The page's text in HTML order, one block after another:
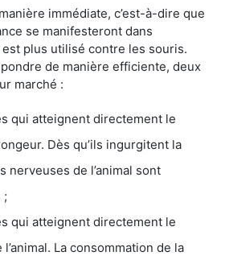
immédiate, c’est-à-dire que
se manifesteront dans
plus utilisé contre les souris.
de manière efficiente, deux
marché :
qui atteignent directement le
Dès qu’ils ingurgitent la
nerveuses de l’animal sont
;
qui atteignent directement le
La consommation de la